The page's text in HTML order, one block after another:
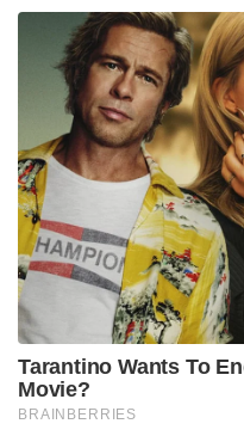
Tarantino Wants To
Movie?
BRAINBERRIES